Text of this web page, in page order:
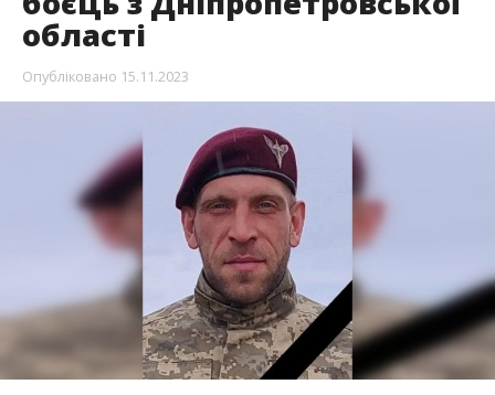
області
Опубліковано 15.11.2023